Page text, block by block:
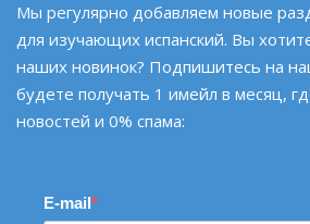
Мы регулярно добавляем новые
для изучающих испанский. Вы
наших новинок? Подпишитесь на
будете получать 1 имейл в месяц,
новостей и 0% спама:
E-mail